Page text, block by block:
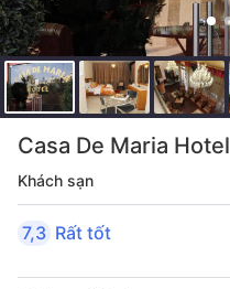
Casa De Maria Hotel
Khách sạn
7,3 Rất tốt